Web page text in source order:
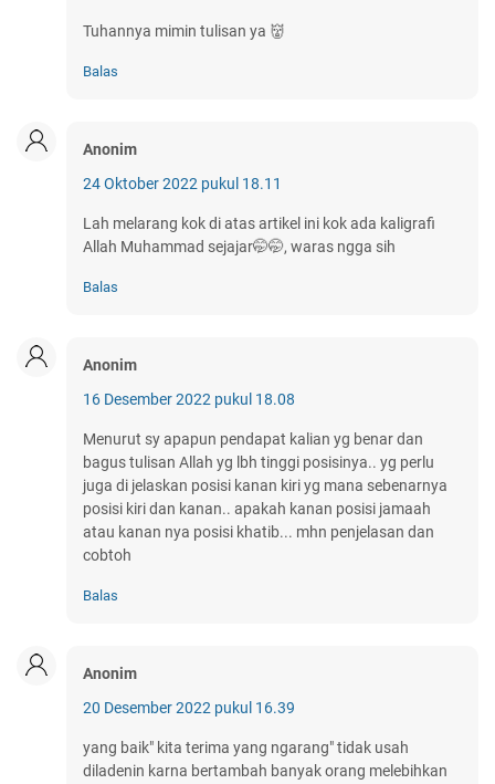
Tuhannya mimin tulisan ya 👹
Balas
Anonim
24 Oktober 2022 pukul 18.11
Lah melarang kok di atas artikel ini kok ada kaligrafi
Allah Muhammad sejajar🤭🤭, waras ngga sih
Balas
Anonim
16 Desember 2022 pukul 18.08
Menurut sy apapun pendapat kalian yg benar dan
bagus tulisan Allah yg lbh tinggi posisinya.. yg perlu
juga di jelaskan posisi kanan kiri yg mana sebenarnya
posisi kiri dan kanan.. apakah kanan posisi jamaah
atau kanan nya posisi khatib... mhn penjelasan dan
cobtoh
Balas
Anonim
20 Desember 2022 pukul 16.39
yang baik" kita terima yang ngarang" tidak usah
diladenin karna bertambah banyak orang melebihkan